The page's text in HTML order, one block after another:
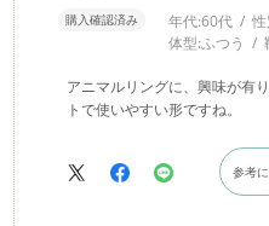
購入確認済み 年代:60代
体型:ふつう
アニマルリングに、興味が有
トで使いやすい形ですね。
参考